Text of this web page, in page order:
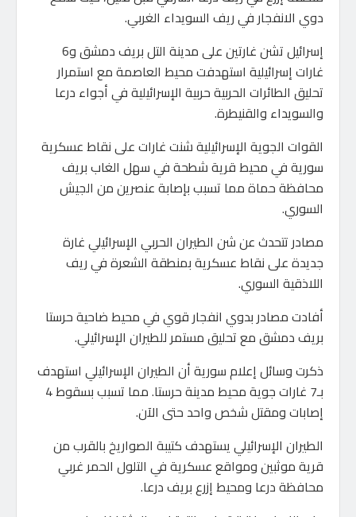
دوي الانفجار في ريف السويداء الغربي.
إسرائيل تشن غارتين على مدينة التل بريف دمشق و6
غارات إسرائيلية استهدفت محيط العاصمة مع استمرار
تحليق الطائرات الحربية حربية الإسرائيلية في أجواء درعا
والسويداء والقنيطرة.
القوات الجوية الإسرائيلية شنت غارات على نقاط عسكرية
سورية في محيط قرية شطحة في سهل الغاب بريف
محافظة حماة مما تسبب بإصابة عنصرين من الجيش
السوري.
مصادر تتحدث عن شن الطيران الحربي الإسرائيلي غارة
جديدة على نقاط عسكرية بمنطقة الشعرة في ريف
اللاذقية السوري.
أفادت مصادر بدوي انفجار قوي في محيط ضاحية حرستا
بريف دمشق مع تحليق مستمر للطيران الإسرائيلي.
ذكرت وسائل إعلام سورية أن الطيران الإسرائيلي استهدف
بـ7 غارات جوية محيط مدينة حرستا. مما تسبب بسقوط 4
إصابات ومقتل شخص واحد حتى الآن.
الطيران الإسرائيلي يستهدف كتيبة الصواريخ بالقرب من
قرية موثبين ومواقع عسكرية في التلول الحمر غربي
محافظة درعا ومحيط إزرع بريف درعا.